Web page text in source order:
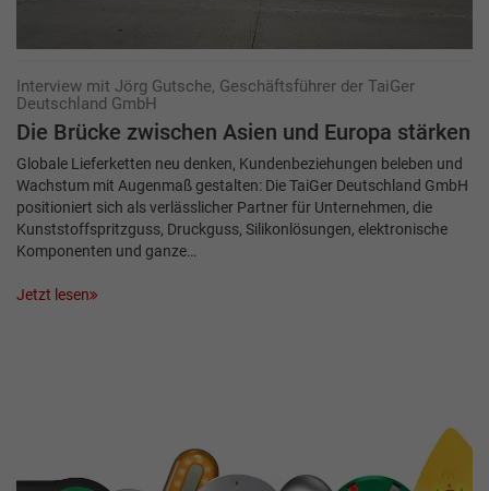
Interview mit Jörg Gutsche, Geschäftsführer der TaiGer
Deutschland GmbH
Die Brücke zwischen Asien und Europa stärken
Globale Lieferketten neu denken, Kundenbeziehungen beleben und
Wachstum mit Augenmaß gestalten: Die TaiGer Deutschland GmbH
positioniert sich als verlässlicher Partner für Unternehmen, die
Kunststoffspritzguss, Druckguss, ­Silikonlösungen, elektronische
Komponenten und ganze…
Jetzt lesen